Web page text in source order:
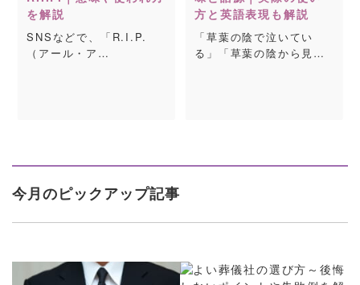
を解説
SNSなどで、「R.I.P.
（アール・ア…
方と英語表現も解説
「草葉の陰で泣いてい
る」「草葉の陰から見…
今月のピックアップ記事